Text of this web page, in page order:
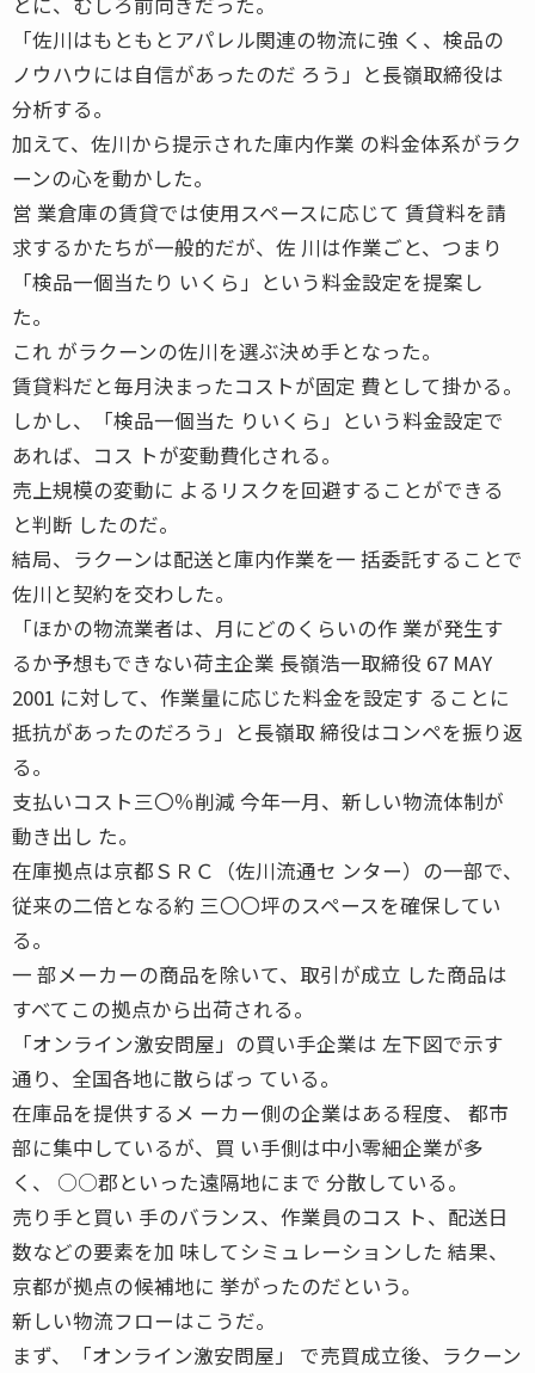
「佐川はもともとアパレル関連の物流に強 く、検品の
ノウハウには自信があったのだ ろう」と長嶺取締役は
分析する。
加えて、佐川から提示された庫内作業 の料金体系がラク
ーンの心を動かした。
営 業倉庫の賃貸では使用スペースに応じて 賃貸料を請
求するかたちが一般的だが、佐 川は作業ごと、つまり
「検品一個当たり いくら」という料金設定を提案し
た。
これ がラクーンの佐川を選ぶ決め手となった。
賃貸料だと毎月決まったコストが固定 費として掛かる。
しかし、「検品一個当た りいくら」という料金設定で
あれば、コス トが変動費化される。
売上規模の変動に よるリスクを回避することができる
と判断 したのだ。
結局、ラクーンは配送と庫内作業を一 括委託することで
佐川と契約を交わした。
「ほかの物流業者は、月にどのくらいの作 業が発生す
るか予想もできない荷主企業 長嶺浩一取締役 67 MAY
2001 に対して、作業量に応じた料金を設定す ることに
抵抗があったのだろう」と長嶺取 締役はコンペを振り返
る。
支払いコスト三〇％削減 今年一月、新しい物流体制が
動き出し た。
在庫拠点は京都ＳＲＣ（佐川流通セ ンター）の一部で、
従来の二倍となる約 三〇〇坪のスペースを確保してい
る。
一 部メーカーの商品を除いて、取引が成立 した商品は
すべてこの拠点から出荷される。
「オンライン激安問屋」の買い手企業は 左下図で示す
通り、全国各地に散らばっ ている。
在庫品を提供するメ ーカー側の企業はある程度、 都市
部に集中しているが、買 い手側は中小零細企業が多
く、 ○○郡といった遠隔地にまで 分散している。
売り手と買い 手のバランス、作業員のコス ト、配送日
数などの要素を加 味してシミュレーションした 結果、
京都が拠点の候補地に 挙がったのだという。
新しい物流フローはこうだ。
まず、「オンライン激安問屋」 で売買成立後、ラクーン